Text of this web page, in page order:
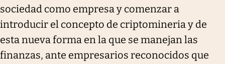
sociedad como empresa y comenzar a
introducir el concepto de criptomineria y de
esta nueva forma en la que se manejan las
finanzas, ante empresarios reconocidos que